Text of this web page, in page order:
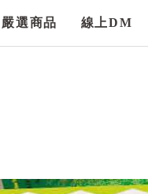
嚴選商品 線上DM